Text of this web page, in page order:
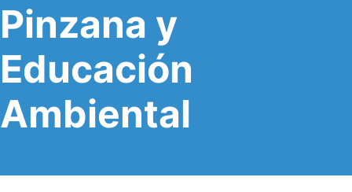
Pinzana y
Educación
Ambiental